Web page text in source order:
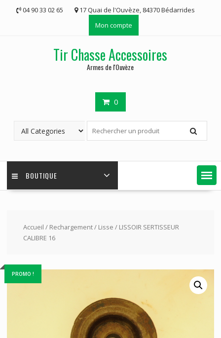
04 90 33 02 65
17 Quai de l'Ouvèze, 84370 Bédarrides
Mon compte
Tir Chasse Accessoires
Armes de l'Ouvèze
0
BOUTIQUE
Accueil / Rechargement/ Lisse / LISSOIR SERTISSEUR
CALIBRE 16
PROMO !